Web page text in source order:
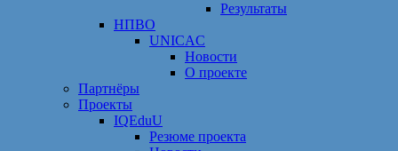
Результаты
НПВО
UNICAC
Новости
О проекте
Партнёры
Проекты
IQEduU
Резюме проекта